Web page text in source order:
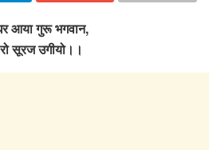
आया गुरू भगवान,
सूरज उगीयो।।